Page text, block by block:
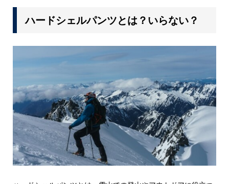
ハードシェルパンツとは？いらない？